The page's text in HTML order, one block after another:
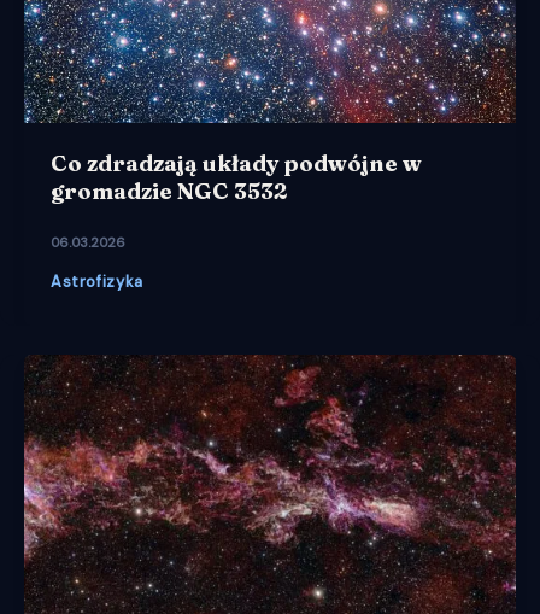
Co zdradzają układy podwójne w
gromadzie NGC 3532
06.03.2026
Astrofizyka